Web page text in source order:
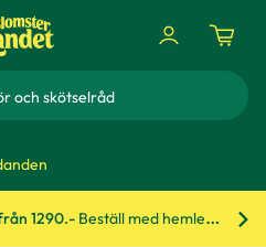
1290.- Beställ med hemleverans!